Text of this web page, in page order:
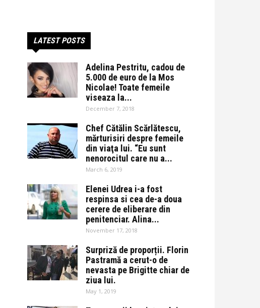
LATEST POSTS
Adelina Pestritu, cadou de
5.000 de euro de la Mos
Nicolae! Toate femeile
viseaza la...
December 7, 2018
Chef Cătălin Scărlătescu,
mărturisiri despre femeile
din viaţa lui. “Eu sunt
nenorocitul care nu a...
March 6, 2019
Elenei Udrea i-a fost
respinsa si cea de-a doua
cerere de eliberare din
penitenciar. Alina...
November 17, 2018
Surpriză de proporții. Florin
Pastramă a cerut-o de
nevasta pe Brigitte chiar de
ziua lui.
May 1, 2019